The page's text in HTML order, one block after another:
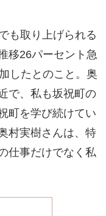
も取り上げられる
移26パーセント急
したとのこと。奥
で、私も坂祝町の
町を学び続けてい
村実樹さんは、特
仕事だけでなく私